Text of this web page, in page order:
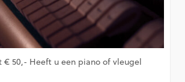
€ 50,- Heeft u een piano of vleugel